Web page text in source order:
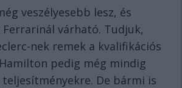
veszélyesebb lesz, és
Ferrarinál várható. Tudjuk,
nek remek a kvalifikációs
pedig még mindig
De bármi is